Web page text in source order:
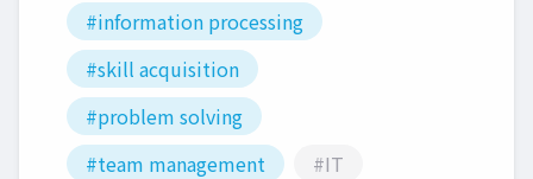
#information processing
#skill acquisition
#problem solving
#team management
#IT